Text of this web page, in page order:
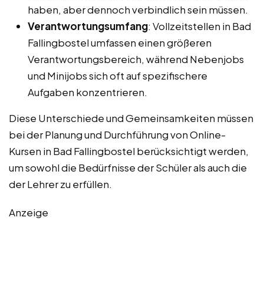
haben, aber dennoch verbindlich sein müssen.
Verantwortungsumfang: Vollzeitstellen in Bad
Fallingbostel umfassen einen größeren
Verantwortungsbereich, während Nebenjobs
und Minijobs sich oft auf spezifischere
Aufgaben konzentrieren.
Diese Unterschiede und Gemeinsamkeiten müssen
bei der Planung und Durchführung von Online-
Kursen in Bad Fallingbostel berücksichtigt werden,
um sowohl die Bedürfnisse der Schüler als auch die
der Lehrer zu erfüllen.
Anzeige